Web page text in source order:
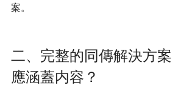
案。
二、完整的同傳解決方案
應涵蓋内容？